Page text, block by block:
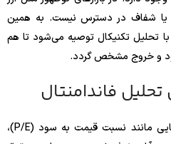
یا شفاف در دسترس نیست. به همین
تحلیل تکنیکال توصیه می‌شود تا هم
و خروج مشخص گردد.
فاندامنتال
در تحلیل بنیادی سنتی، شاخص‌هایی مانند نسبت قیمت به سود (P/E)،